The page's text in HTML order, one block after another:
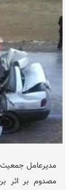
مدیرعامل
مصدوم بر اثر